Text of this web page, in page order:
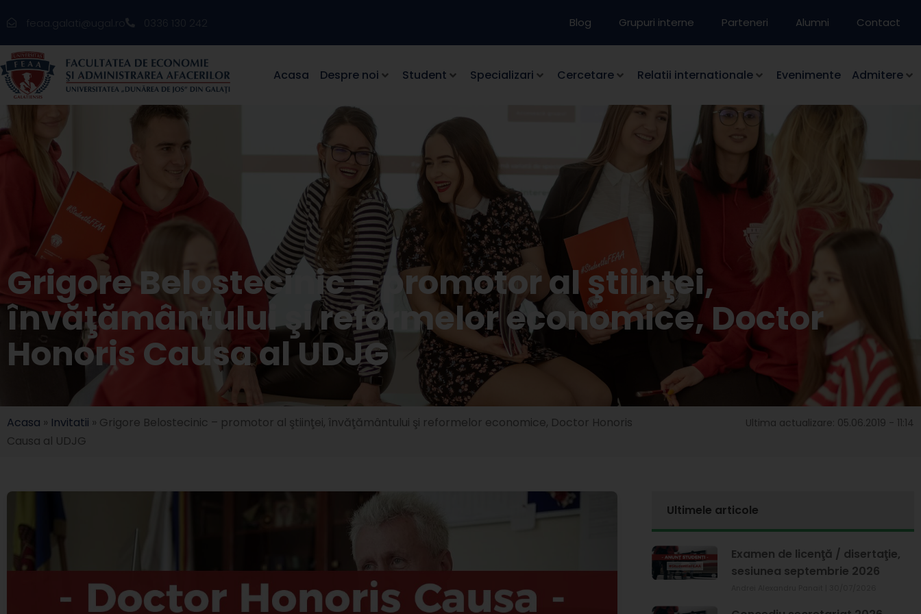
feaa.galati@ugal.ro 0336 130 242 Blog Grupuri interne Parteneri Alumni Contact
Acasa Despre noi Student Specializari Cercetare Relatii internationale Evenimente Admitere
Grigore Belostecinic – promotor al ştiinţei,
învăţământului şi reformelor economice, Doctor
Honoris Causa al UDJG
Acasa » Invitatii » Grigore Belostecinic – promotor al ştiinţei, învăţământului şi reformelor economice, Doctor Honoris
Causa al UDJG
Ultima actualizare: 05.06.2019 - 11:14
Ultimele articole
Examen de licenţă / disertaţie,
sesiunea septembrie 2026